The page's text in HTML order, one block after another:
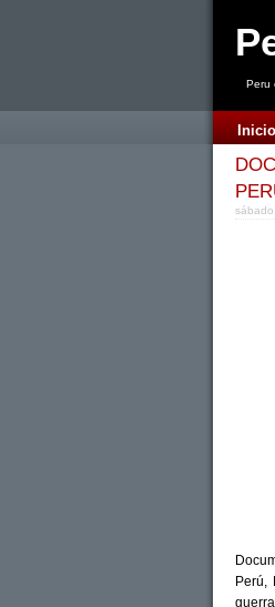
Peru
Inicio
Perú,